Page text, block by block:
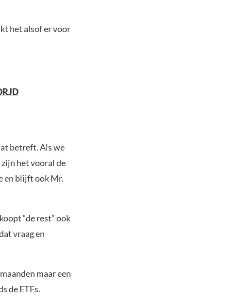
het alsof er voor
betreft. Als we
het vooral de
en blijft ook Mr.
“de rest” ook
vraag en
maar een
de ETFs.